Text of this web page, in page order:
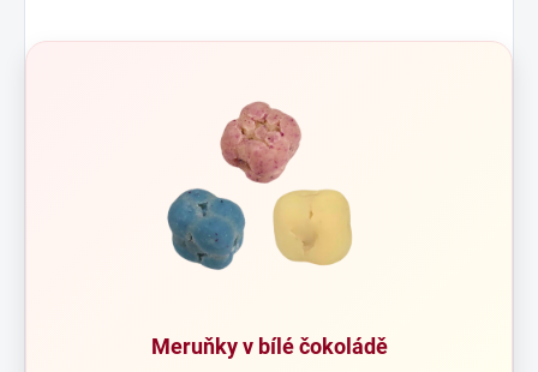
Meruňky v bílé čokoládě